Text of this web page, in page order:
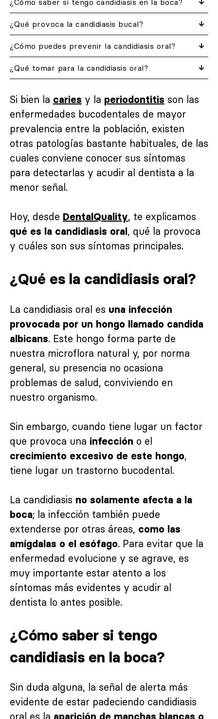
¿Qué provoca la candidiasis bucal?
¿Cómo puedes prevenir la candidiasis oral?
¿Qué tomar para la candidiasis oral?
Si bien la caries y la periodontitis son las
enfermedades bucodentales de mayor
prevalencia entre la población, existen
otras patologías bastante habituales, de las
cuales conviene conocer sus síntomas
para detectarlas y acudir al dentista a la
menor señal.
Hoy, desde DentalQuality, te explicamos
qué es la candidiasis oral, qué la provoca
y cuáles son sus síntomas principales.
¿Qué es la candidiasis oral?
La candidiasis oral es una infección
provocada por un hongo llamado candida
albicans. Este hongo forma parte de
nuestra microflora natural y, por norma
general, su presencia no ocasiona
problemas de salud, conviviendo en
nuestro organismo.
Sin embargo, cuando tiene lugar un factor
que provoca una infección o el
crecimiento excesivo de este hongo,
tiene lugar un trastorno bucodental.
La candidiasis no solamente afecta a la
boca; la infección también puede
extenderse por otras áreas, como las
amígdalas o el esófago. Para evitar que la
enfermedad evolucione y se agrave, es
muy importante estar atento a los
síntomas más evidentes y acudir al
dentista lo antes posible.
¿Cómo saber si tengo
candidiasis en la boca?
Sin duda alguna, la señal de alerta más
evidente de estar padeciendo candidiasis
oral es la